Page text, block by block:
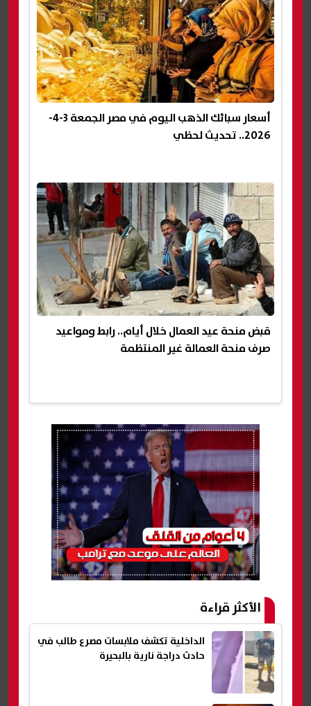
أسعار سبائك الذهب اليوم في مصر الجمعة 3-4-
2026.. تحديث لحظي
قبض منحة عيد العمال خلال أيام.. رابط ومواعيد
صرف منحة العمالة غير المنتظمة
الأكثر قراءة
الداخلية تكشف ملابسات مصرع طالب في
حادث دراجة نارية بالبحيرة